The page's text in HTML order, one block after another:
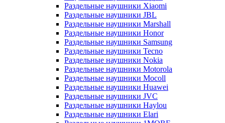
Раздельные наушники Xiaomi
Раздельные наушники JBL
Раздельные наушники Marshall
Раздельные наушники Honor
Раздельные наушники Samsung
Раздельные наушники Tecno
Раздельные наушники Nokia
Раздельные наушники Motorola
Раздельные наушники Mocoll
Раздельные наушники Huawei
Раздельные наушники JVC
Раздельные наушники Haylou
Раздельные наушники Elari